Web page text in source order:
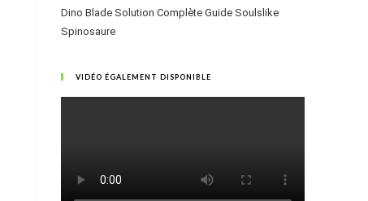
Dino Blade Solution Complète Guide Soulslike
Spinosaure
VIDÉO ÉGALEMENT DISPONIBLE